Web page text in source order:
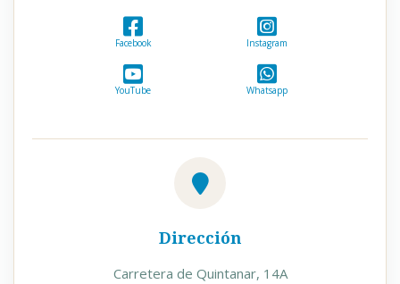
Facebook Instagram
YouTube Whatsapp
Dirección
Carretera de Quintanar, 14A